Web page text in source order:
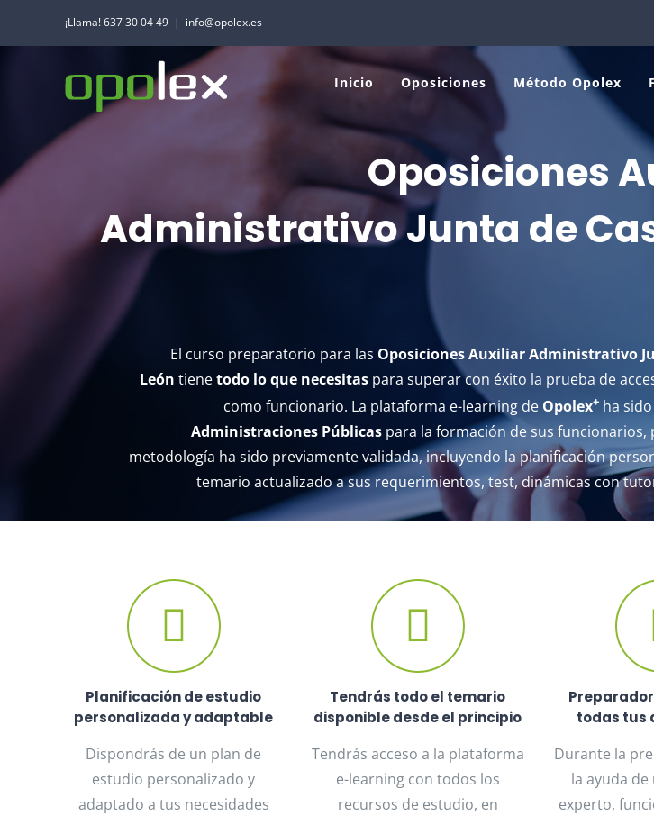
¡Llama! 637 30 04 49 | info@opolex.es
Inicio Oposiciones Método Opolex
Oposiciones Auxiliar
y
Oposiciones Auxiliar
Oposiciones
Administrativo Junta de
El curso preparatorio para las Oposiciones Auxiliar Administrativo
León tienetodo lo que necesitas para superar con éxito la prueba de
como funcionario. La plataforma e-learning de Opolex+ ha
Administraciones Públicas para la formación de sus funcionarios,
metodología ha sido previamente validada, incluyendo la planificación
temario actualizado a sus requerimientos, test, dinámicas con
Planificación de estudio
personalizada y adaptable
Dispondrás de un plan de
estudio personalizado y
adaptado a tus necesidades
Tendrás todo el temario
disponible desde el principio
Tendrás acceso a la plataforma
e-learning con todos los
recursos de estudio, en
todas tus
Durante la
la ayuda
experto,